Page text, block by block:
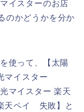
イスターのお店
のかどうかを分か
使って、【太陽
マイスター
マイスター 楽天
天ペイ 失敗】と